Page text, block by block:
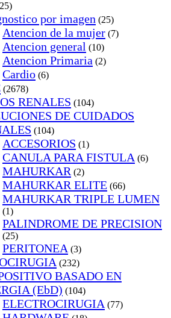
por imagen (25)
Atencion de la mujer (7)
Atencion general (10)
Atencion Primaria (2)
Cardio (6)
(2678)
RENALES (104)
DE CUIDADOS
(104)
ACCESORIOS (1)
CANULA PARA FISTULA (6)
MAHURKAR (2)
MAHURKAR ELITE (66)
MAHURKAR TRIPLE LUMEN
(1)
PALINDROME DE PRECISION
(25)
PERITONEA (3)
(232)
BASADO EN
(EbD) (104)
ELECTROCIRUGIA (77)